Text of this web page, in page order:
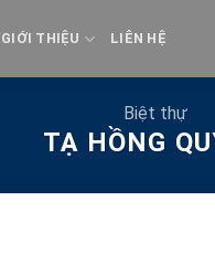
GIỚI THIỆU LIÊN HỆ
Biệt thự
TẠ HỒNG